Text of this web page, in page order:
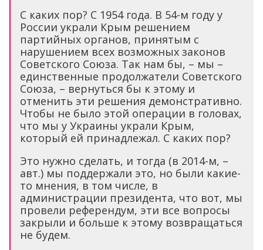
С каких пор? С 1954 года. В 54-м году у
России украли Крым решением
партийных органов, принятым с
нарушением всех возможных законов
Советского Союза. Так нам бы, – мы –
единственные продолжатели Советского
Союза, – вернуться бы к этому и
отменить эти решения демонстративно.
Чтобы не было этой операции в головах,
что мы у Украины украли Крым,
который ей принадлежал. С каких пор?
Это нужно сделать, и тогда (в 2014-м, –
авт.) мы поддержали это, но были какие-
то мнения, в том числе, в
администрации президента, что вот, мы
провели референдум, эти все вопросы
закрыли и больше к этому возвращаться
не будем.